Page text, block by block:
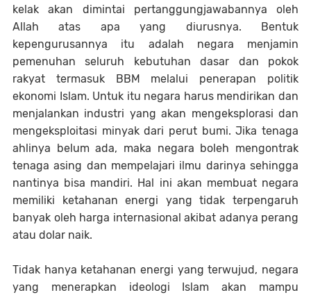
kelak akan dimintai pertanggungjawabannya oleh
Allah atas apa yang diurusnya. Bentuk
kepengurusannya itu adalah negara menjamin
pemenuhan seluruh kebutuhan dasar dan pokok
rakyat termasuk BBM melalui penerapan politik
ekonomi Islam. Untuk itu negara harus mendirikan dan
menjalankan industri yang akan mengeksplorasi dan
mengeksploitasi minyak dari perut bumi. Jika tenaga
ahlinya belum ada, maka negara boleh mengontrak
tenaga asing dan mempelajari ilmu darinya sehingga
nantinya bisa mandiri. Hal ini akan membuat negara
memiliki ketahanan energi yang tidak terpengaruh
banyak oleh harga internasional akibat adanya perang
atau dolar naik.
Tidak hanya ketahanan energi yang terwujud, negara
yang menerapkan ideologi Islam akan mampu